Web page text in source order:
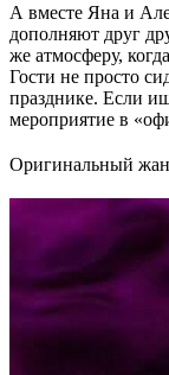
А вместе Яна и
дополняют друг
же атмосферу,
Гости не просто
празднике. Если
мероприятие в
Оригинальный